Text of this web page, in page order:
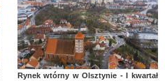
Rynek wtórny w Olsztynie - I kwartał